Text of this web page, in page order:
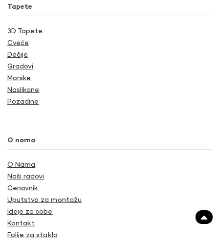
Tapete
3D Tapete
Cveće
Dečije
Gradovi
Morske
Naslikane
Pozadine
O nama
O Nama
Naši radovi
Cenovnik
Uputstvo za montažu
Ideje za sobe
Kontakt
Folije za stakla